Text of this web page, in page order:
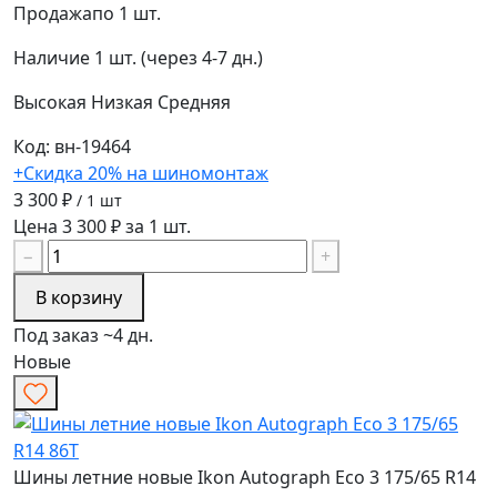
Продажапо 1 шт.
Наличие 1 шт. (через 4-7 дн.)
Высокая Низкая Средняя
Код: вн-19464
+Скидка 20% на шиномонтаж
3 300 ₽ / 1 шт
Цена 3 300 ₽ за 1 шт.
−
+
В корзину
Под заказ ~4 дн.
Новые
Шины летние новые Ikon Autograph Eco 3 175/65 R14